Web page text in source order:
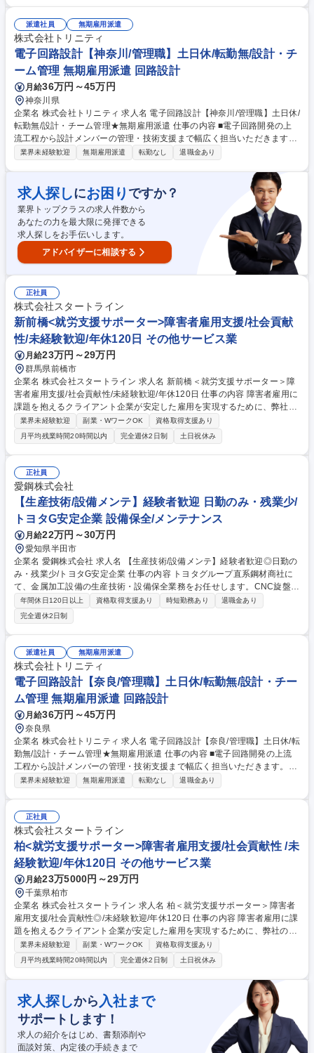
包等）の工程設計および効率化 ■現場スタッフの配置検討・教育・指導 ■
品質管理・安全衛生の取組（事故防止策の立案と実行） ■生産管理視点で
のオペレーション改善提案 募集職種 【仙台/構内作業員】賞与年3回・安
定の経営基盤・1時間単位での有給取得可◎
派遣社員 無期雇用派遣
株式会社トリニティ
電子回路設計【神奈川/管理職】土日休/転勤無/設計・チ
ーム管理 無期雇用派遣 回路設計
月給36万円～45万円
神奈川県
企業名 株式会社トリニティ 求人名 電子回路設計【神奈川/管理職】土日休/
転勤無/設計・チーム管理★無期雇用派遣 仕事の内容 ■電子回路開発の上
流工程から設計メンバーの管理・技術支援まで幅広く担当いただきます。
大手・中堅メーカーでの就業です。 【具体例】■構想設計・仕様策定・高
（進捗・品質・コスト） ■設計メンバーの教育・評価・レビュー指導 ■顧
客との技術折衝、上流フェーズでの要求分析なども担当 ★設計スキルに加
え、チームマネジメント経験を活かし、上流から現場をリードしたい方に
最適なポジションです★ 募集職種 電子回路設計【神奈川/管理職】土日休/
転勤無/設計・チーム管理★無期雇用派遣
業界未経験歓迎 無期雇用派遣 転勤なし 退職金あり
求人探しにお困り ですか？
業界トップクラスの求人件数から
あなたの力を最大限に発揮できる
求人探しをお手伝いします。
アドバイザーに相談する
正社員
株式会社スタートライン
新前橋<就労支援サポーター>障害者雇用支援/社会貢献
性/未経験歓迎/年休120日 その他サービス業
月給23万円～29万円
群馬県前橋市
企業名 株式会社スタートライン 求人名 新前橋＜就労支援サポーター＞障
害者雇用支援/社会貢献性/未経験歓迎/年休120日 仕事の内容 障害者雇用に
課題を抱えるクライアント企業が安定した雇用を実現するために、弊社の
障害者雇用支援の複合型サービスDiverse Villageの就労/運営サポート業
務をお任せします。具体的にはサービスを利用するクライ アント企業の
「管理者（Diverse Villageに常駐する障害者マネジメント担当者）」へ向
けた障害者マネジメントのサポートと、「管理者と伴走しながらの障害者
サポート」行っていただきます。また、必要に応じて本社人事担当者とのI
BUKI運営に関する報告・連絡・相談や障害者雇用に関するアドバイスな
ども行います。例：管理者面談、管理者と障害者の面談への同席サポー
ト、人事担当者に向けた成果物活用方法の相談等 募集職種 新前橋＜就労
支援サポーター＞障害者雇用支援/社会貢献性/未経験歓迎/年休120日
業界未経験歓迎 副業・WワークOK
資格取得支援あり
月平均残業時間20時間以内
完全週休2日制 土日祝休み
正社員
愛鋼株式会社
【生産技術/設備メンテ】経験者歓迎 日勤のみ・残業少/
トヨタG安定企業 設備保全/メンテナンス
月給22万円～30万円
愛知県半田市
企業名 愛鋼株式会社 求人名 【生産技術/設備メンテ】経験者歓迎◎日勤の
み・残業少/トヨタG安定企業 仕事の内容 トヨタグループ直系鋼材商社に
て、金属加工設備の生産技術・設備保全業務をお任せします。CNC旋盤や
切断機などの設備管理・トラブル対応を通じて、現場の安定稼働を支える
ポジションです。 ■具体的な業務内容 ・設備の定期点検・修理対応 ・機
器の改善提案（刃こぼれ・振動など） ・不良品・トラブルの原因調査と再
発防止 ・部品交換や効率改善などの実施 ※建物の改変を伴う業務は含ま
ない 募集職種 【生産技術/設備メンテ】経験者歓迎◎日勤のみ・残業少/ト
ヨタG安定企業
年間休日120日以上 資格取得支援あり 時短勤務あり
退職金あり
完全週休2日制
派遣社員 無期雇用派遣
株式会社トリニティ
電子回路設計【奈良/管理職】土日休/転勤無/設計・チー
ム管理 無期雇用派遣 回路設計
月給36万円～45万円
奈良県
企業名 株式会社トリニティ 求人名 電子回路設計【奈良/管理職】土日休/転
勤無/設計・チーム管理★無期雇用派遣 仕事の内容 ■電子回路開発の上流
工程から設計メンバーの管理・技術支援まで幅広く担当いただきます。大
手・中堅メーカーでの就業です。 【具体例】■構想設計・仕様策定・高周
客との技術折衝、上流フェーズでの要求分析なども担当 ★設計スキルに加
え、チームマネジメント経験を活かし、上流から現場をリードしたい方に
最適なポジションです★ 募集職種 電子回路設計【奈良/管理職】土日休/転
勤無/設計・チーム管理★無期雇用派遣
業界未経験歓迎 無期雇用派遣 転勤なし 退職金あり
正社員
株式会社スタートライン
柏<就労支援サポーター>障害者雇用支援/社会貢献性 /未
経験歓迎/年休120日 その他サービス業
月給23万5000円～29万円
千葉県柏市
企業名 株式会社スタートライン 求人名 柏＜就労支援サポーター＞障害者
雇用支援/社会貢献性◎/未経験歓迎/年休120日 仕事の内容 障害者雇用に課
題を抱えるクライアント企業が安定した雇用を実現するために、弊社の屋
内農園型障害者雇用支援サービスIBUKIでの就労/運営サポート業務をお任
せします。具体手的にはIBUKIを利用するクライアント 企業の「管理者（I
BUKIに常駐する障害者マネジメント担当者）」へ向けた障害者マネジメ
ントのサポートと、「管理者と伴走しながらの障害者サポート」行ってい
ただきます。また、必要に応じて本社人事担当者とのIBUKI運営に関する
報告・連絡・相談や障害者雇用に関するアドバイスなども行います。例：
管理者面談、管理者と障害者の面談への同席サポート、人事担当者に向け
た成果物活用方法の相談等 募集職種 柏＜就労支援サポーター＞障害者雇
用支援/社会貢献性◎/未経験歓迎/年休120日
業界未経験歓迎 副業・WワークOK
資格取得支援あり
月平均残業時間20時間以内
完全週休2日制 土日祝休み
求人探しから 入社まで
サポートします！
求人の紹介をはじめ、書類添削や
面談対策、内定後の手続きまで